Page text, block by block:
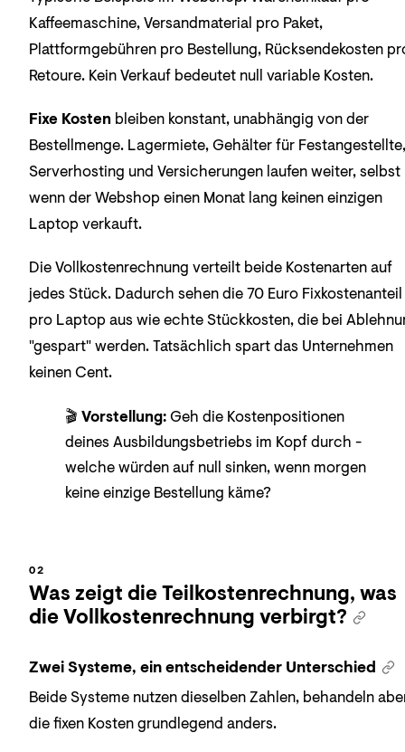
Kaffeemaschine, Versandmaterial pro Paket,
Plattformgebühren pro Bestellung, Rücksendekosten
Retoure. Kein Verkauf bedeutet null variable Kosten.
Fixe Kosten bleiben konstant, unabhängig von der
Bestellmenge. Lagermiete, Gehälter für Festangestellte,
Serverhosting und Versicherungen laufen weiter, selbst
wenn der Webshop einen Monat lang keinen einzigen
Laptop verkauft.
Die Vollkostenrechnung verteilt beide Kostenarten auf
jedes Stück. Dadurch sehen die 70 Euro Fixkostenanteil
pro Laptop aus wie echte Stückkosten, die bei
"gespart" werden. Tatsächlich spart das Unternehmen
keinen Cent.
🎬 Vorstellung:Geh die Kostenpositionen
deines Ausbildungsbetriebs im Kopf durch -
welche würden auf null sinken, wenn morgen
keine einzige Bestellung käme?
Was zeigt die Teilkostenrechnung, was
die Vollkostenrechnung verbirgt?
Zwei Systeme, ein entscheidender Unterschied
Beide Systeme nutzen dieselben Zahlen, behandeln
die fixen Kosten grundlegend anders.